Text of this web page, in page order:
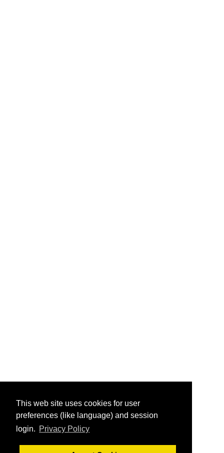
This web site uses cookies for user
preferences (like language) and session
login. Privacy Policy